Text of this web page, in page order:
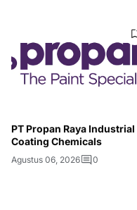
PT Propan Raya Industrial
Coating Chemicals
Agustus 06, 2026 0